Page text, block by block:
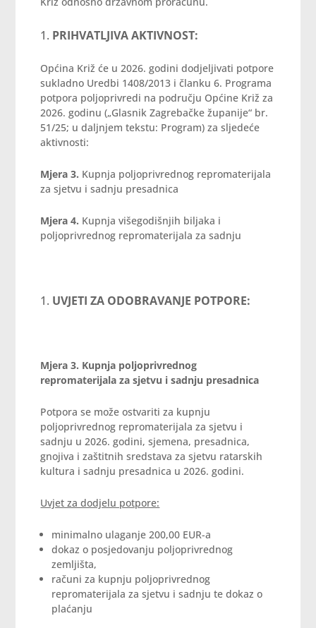
PRIHVATLJIVA AKTIVNOST:
Općina Križ će u 2026. godini dodjeljivati potpore
sukladno Uredbi 1408/2013 i članku 6. Programa
potpora poljoprivredi na području Općine Križ za
2026. godinu („Glasnik Zagrebačke županije“ br.
51/25; u daljnjem tekstu: Program) za sljedeće
aktivnosti:
Mjera 3. Kupnja poljoprivrednog repromaterijala
za sjetvu i sadnju presadnica
Mjera 4. Kupnja višegodišnjih biljaka i
poljoprivrednog repromaterijala za sadnju
UVJETI ZA ODOBRAVANJE POTPORE:
Mjera 3. Kupnja poljoprivrednog
repromaterijala za sjetvu i sadnju presadnica
Potpora se može ostvariti za kupnju
poljoprivrednog repromaterijala za sjetvu i
sadnju u 2026. godini, sjemena, presadnica,
gnojiva i zaštitnih sredstava za sjetvu ratarskih
kultura i sadnju presadnica u 2026. godini.
Uvjet za dodjelu potpore:
minimalno ulaganje 200,00 EUR-a
dokaz o posjedovanju poljoprivrednog
zemljišta,
računi za kupnju poljoprivrednog
repromaterijala za sjetvu i sadnju te dokaz o
plaćanju